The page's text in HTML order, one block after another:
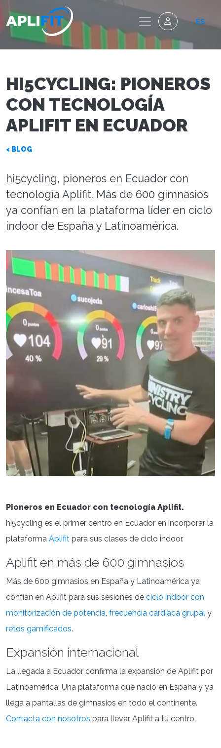
ES
HI5CYCLING: PIONEROS
CON TECNOLOGÍA
APLIFIT EN ECUADOR
< BLOG
hi5cycling, pioneros en Ecuador con
tecnología Aplifit. Más de 600 gimnasios
ya confían en la plataforma líder en ciclo
indoor de España y Latinoamérica.
Pioneros en Ecuador con tecnología Aplifit.
hi5cycling es el primer centro en Ecuador en incorporar la
plataforma Aplifit para sus clases de ciclo indoor.
Aplifit en más de 600 gimnasios
Más de 600 gimnasios en España y Latinoamérica ya
confían en Aplifit para sus sesiones de ciclo indoor con
monitorización de potencia, frecuencia cardíaca grupal y
retos gamificados.
Expansión internacional
La llegada a Ecuador confirma la expansión de Aplifit por
Latinoamérica. Una plataforma que nació en España y ya
llega a pantallas de gimnasios en todo el continente.
Contacta con nosotros para llevar Aplifit a tu centro.